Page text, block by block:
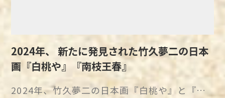
たことを示し、信仰がどのように広がっていっ
たかを物語っているのが特徴です。 また、群
像を通じて、信者たちが直面した宗教的な圧力
や内面的な葛藤が視覚的に強調されています。
絵の中で描かれる信者たちの表情や姿勢には、
https://daruma3.jp/kottouhin/1070 『舟遊
び』はのちの名作『睡蓮』を予感させる水面の
モネ 制作年：1887年 技法・材質：油彩・カン
2024年、 新たに発見された竹久夢二の日本
画『白桃や』『南枝王春』
2024年、竹久夢二の日本画『白桃や』と『南